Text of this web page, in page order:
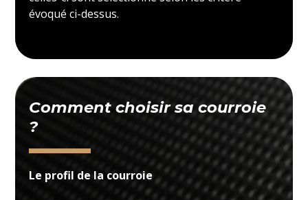
évoqué ci-dessus.
Comment choisir sa courroie
?
Le profil de la courroie